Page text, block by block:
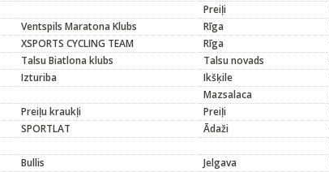
Preiļi
Ventspils Maratona Klubs Rīga
XSPORTS CYCLING TEAM Rīga
Talsu Biatlona klubs Talsu novads
Izturiba Ikšķile
Mazsalaca
Preiļu kraukļi Preiļi
SPORTLAT Ādaži
Bullis Jelgava